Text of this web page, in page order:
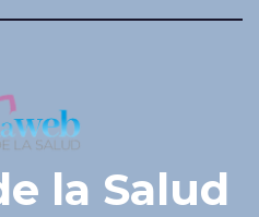
la Salud